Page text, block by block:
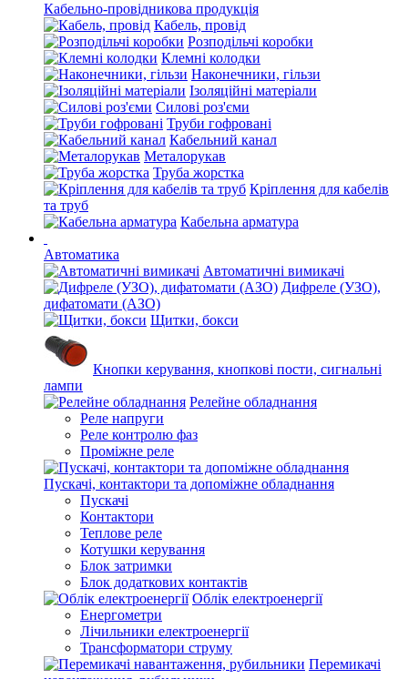
Кабельно-провідникова продукція
Кабель, провід
Розподільчі коробки
Клемні колодки
Наконечники, гільзи
Ізоляційні матеріали
Силові роз'єми
Труби гофровані
Кабельний канал
Металорукав
Труба жорстка
Кріплення для кабелів
та труб
Кабельна арматура
Автоматика
Автоматичні вимикачі
Дифреле (УЗО),
дифатомати (АЗО)
Щитки, бокси
Кнопки керування, кнопкові пости, сигнальні
лампи
Релейне обладнання
Реле напруги
Реле контролю фаз
Проміжне реле
Пускачі, контактори та допоміжне обладнання
Пускачі
Контактори
Теплове реле
Котушки керування
Блок затримки
Блок додаткових контактів
Облік електроенергії
Енергометри
Лічильники електроенергії
Трансформатори струму
Перемикачі